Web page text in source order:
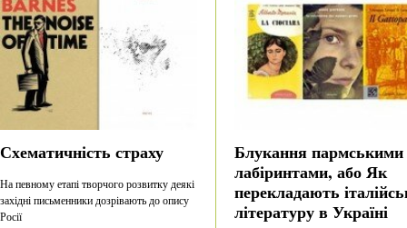
Схематичність страху
На певному етапі творчого розвитку деякі
західні письменники дозрівають до опису
Росії
Блукання пармськими
лабіринтами, або Як
перекладають
літературу в Україні